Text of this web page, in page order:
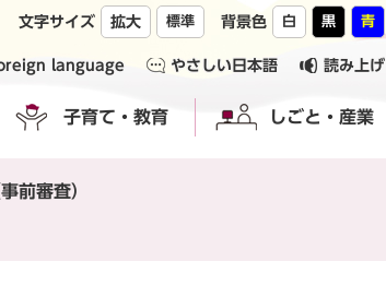
文字サイズ 拡大 標準 背景色 白 黒 青
language やさしい日本語 読み上げ
子育て・教育 しごと・産業
前審査）